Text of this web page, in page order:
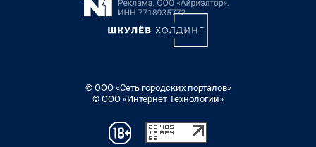
© ООО «Сеть городских порталов»
© ООО «Интернет Технологии»